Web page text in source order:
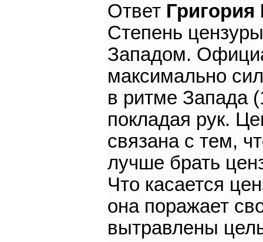
Ответ
Степень
Западом.
максимально
в ритме Запада
покладая рук.
связана с тем,
лучше брать
Что касается
она поражает
вытравлены